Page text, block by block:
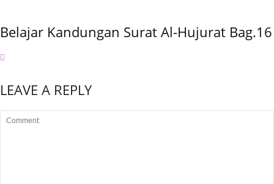
Belajar Kandungan Surat Al-Hujurat Bag.16
LEAVE A REPLY